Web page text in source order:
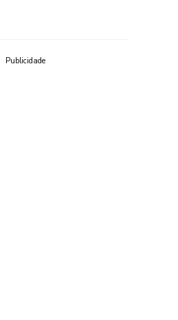
Publicidade